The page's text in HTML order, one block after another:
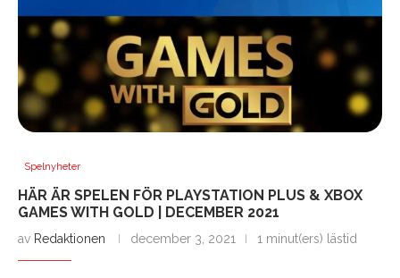
Spelnyheter
HÄR ÄR SPELEN FÖR PLAYSTATION PLUS & XBOX
GAMES WITH GOLD | DECEMBER 2021
av Redaktionen december 3, 2021 1 minut(ers) lästid